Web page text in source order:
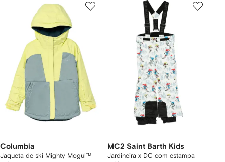
Columbia
Jaqueta de ski Mighty Mogul™
MC2 Saint Barth Kids
Jardineira x DC com estampa